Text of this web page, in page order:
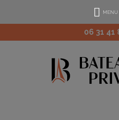
MENU
06 31 41